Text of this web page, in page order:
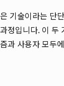
기술이라는 단
정입니다. 이 두
과 사용자 모두